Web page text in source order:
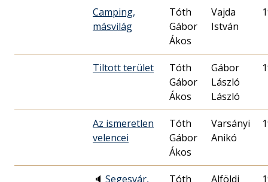
Camping,
másvilág
Tóth
Gábor
Ákos
Vajda
István
Tiltott terület
Tóth
Gábor
Ákos
Gábor
László
László
Az ismeretlen
velencei
Tóth
Gábor
Ákos
Varsányi
Anikó
🔈 Segesvár, Tóth Alföldi